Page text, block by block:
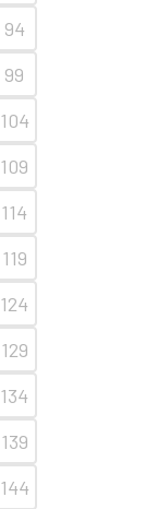
94
99
104
109
114
119
124
129
134
139
144